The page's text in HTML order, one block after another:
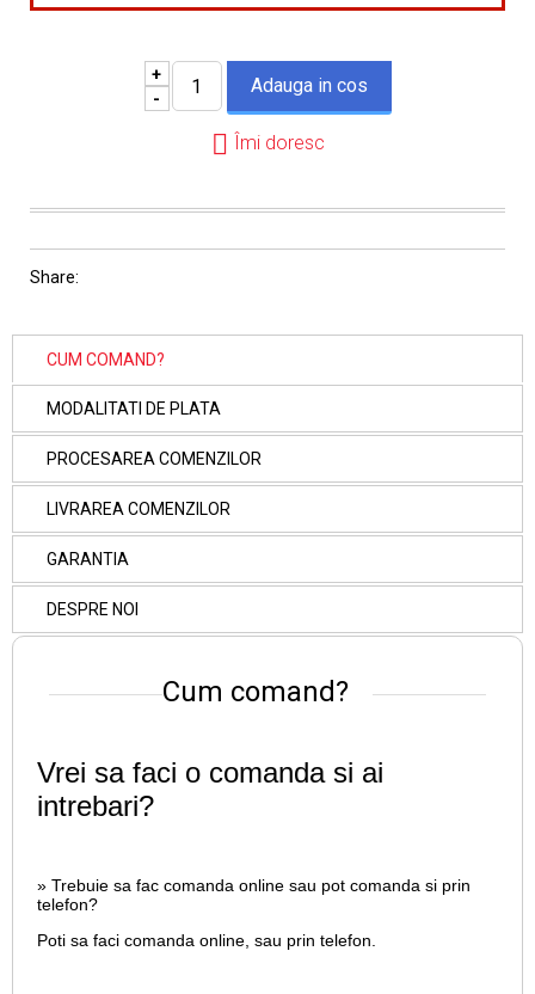
+
-
Îmi doresc
Share:
CUM COMAND?
MODALITATI DE PLATA
PROCESAREA COMENZILOR
LIVRAREA COMENZILOR
GARANTIA
DESPRE NOI
Cum comand?
Vrei sa faci o comanda si ai
intrebari?
» Trebuie sa fac comanda online sau pot comanda si prin
telefon?
Poti sa faci comanda online, sau prin telefon.